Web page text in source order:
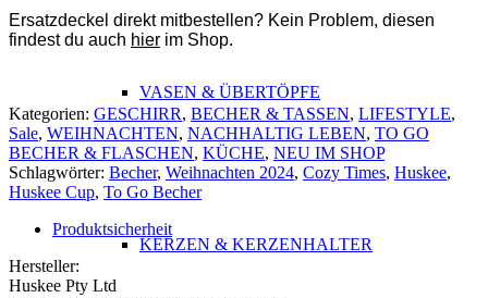
VASEN & ÜBERTÖPFE
KERZEN & KERZENHALTER
Ersatzdeckel direkt mitbestellen? Kein Problem, diesen
findest du auch hier im Shop.
Kategorien: GESCHIRR, BECHER & TASSEN, LIFESTYLE,
Sale, WEIHNACHTEN, NACHHALTIG LEBEN, TO GO
BECHER & FLASCHEN, KÜCHE, NEU IM SHOP
Schlagwörter: Becher, Weihnachten 2024, Cozy Times, Huskee,
Huskee Cup, To Go Becher
Produktsicherheit
Hersteller:
Huskee Pty Ltd